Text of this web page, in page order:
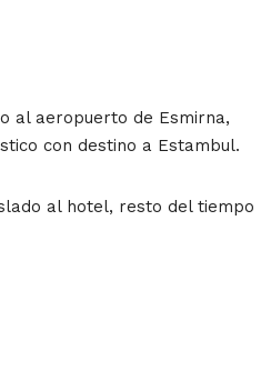
al aeropuerto de Esmirna,
con destino a Estambul.
al hotel, resto del tiempo